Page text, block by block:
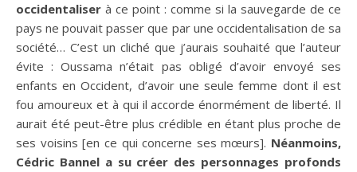
occidentaliser à ce point : comme si la sauvegarde de ce
pays ne pouvait passer que par une occidentalisation de sa
société… C’est un cliché que j’aurais souhaité que l’auteur
évite : Oussama n’était pas obligé d’avoir envoyé ses
enfants en Occident, d’avoir une seule femme dont il est
fou amoureux et à qui il accorde énormément de liberté. Il
aurait été peut-être plus crédible en étant plus proche de
ses voisins [en ce qui concerne ses mœurs]. Néanmoins,
Cédric Bannel a su créer des personnages profonds